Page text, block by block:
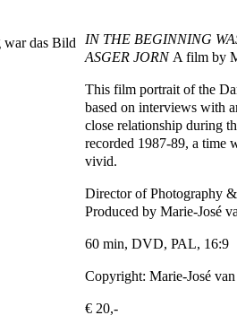
IN THE BEGINNING
ASGER JORNA film by
This film portrait of the
based on interviews with
close relationship during
recorded 1987-89, a time
vivid.
Director of Photography
Produced by Marie-José
60 min, DVD, PAL, 16:9
Copyright: Marie-José
€ 20,-